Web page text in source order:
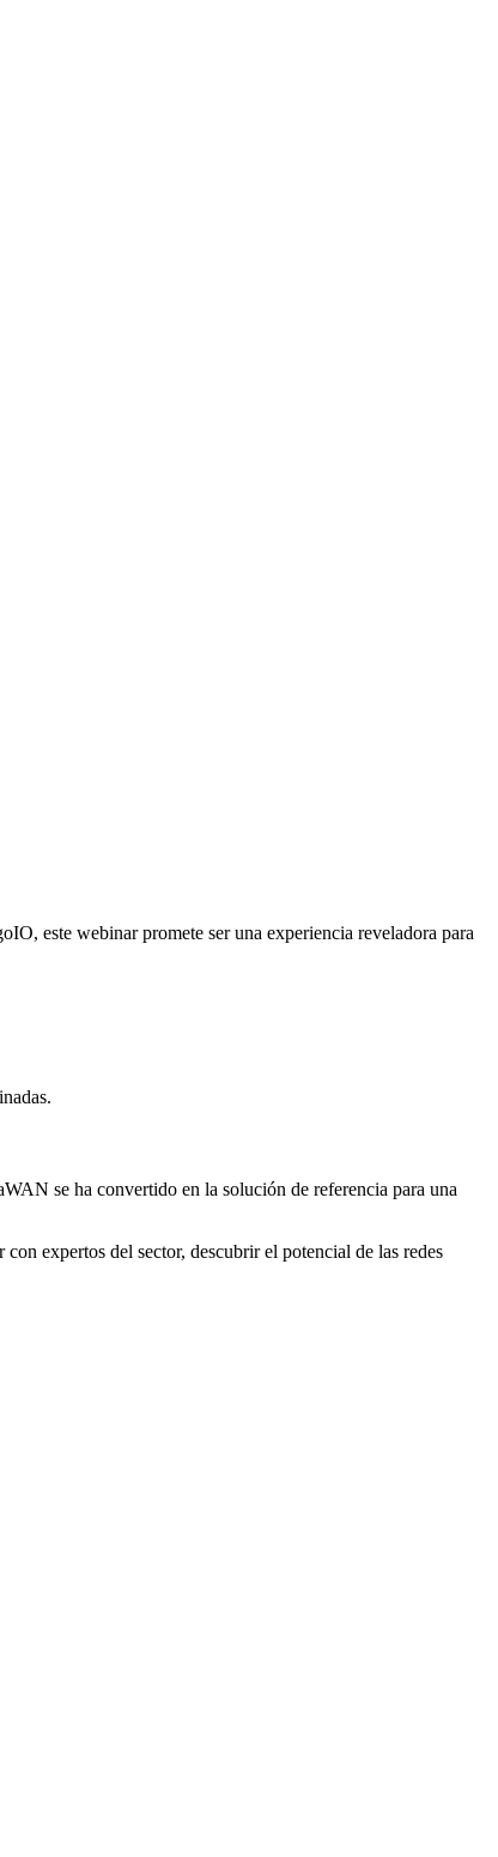
este webinar promete ser una experiencia reveladora para
se ha convertido en la solución de referencia para una
expertos del sector, descubrir el potencial de las redes